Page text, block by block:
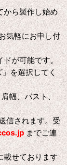
から製作し始め
気軽にお申し付
ドが可能です。
を選択してく
幅、バスト、
信されます。受
までご連
載せております